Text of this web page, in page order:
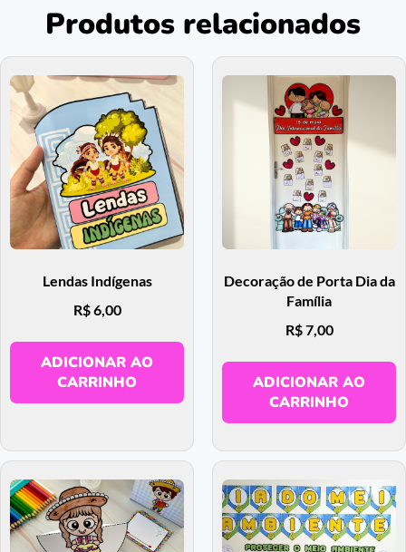
Produtos relacionados
Lendas Indígenas
R$6,00
ADICIONAR AO
CARRINHO
Decoração de Porta Dia da
Família
R$7,00
ADICIONAR AO
CARRINHO